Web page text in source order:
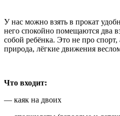
У нас можно взять в прокат
него спокойно помещаются два
собой ребёнка. Это не про
природа, лёгкие движения
Что входит:
— каяк на двоих